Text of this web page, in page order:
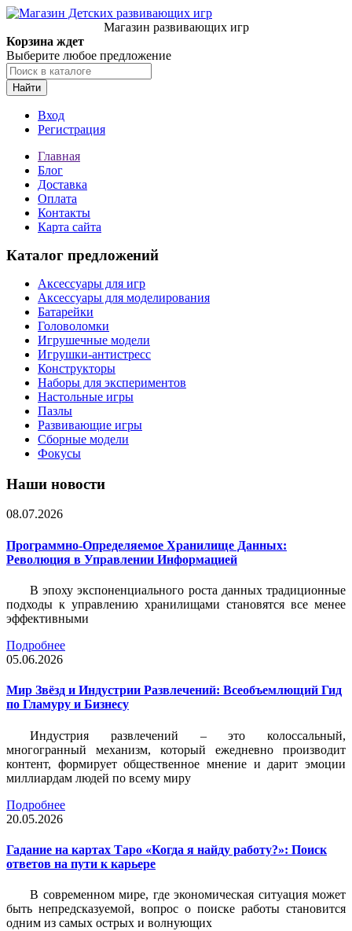
Магазин развивающих игр
Корзина ждет
Выберите любое предложение
Найти
Вход
Регистрация
Главная
Блог
Доставка
Оплата
Контакты
Карта сайта
Каталог предложений
Аксессуары для игр
Аксессуары для моделирования
Батарейки
Головоломки
Игрушечные модели
Игрушки-антистресс
Конструкторы
Наборы для экспериментов
Настольные игры
Пазлы
Развивающие игры
Сборные модели
Фокусы
Наши новости
08.07.2026
Программно-Определяемое Хранилище Данных:
Революция в Управлении Информацией
В эпоху экспоненциального роста данных традиционные
подходы к управлению хранилищами становятся все менее
эффективными
Подробнее
05.06.2026
Мир Звёзд и Индустрии Развлечений: Всеобъемлющий Гид
по Гламуру и Бизнесу
Индустрия развлечений – это колоссальный,
многогранный механизм, который ежедневно производит
контент, формирует общественное мнение и дарит эмоции
миллиардам людей по всему миру
Подробнее
20.05.2026
Гадание на картах Таро «Когда я найду работу?»: Поиск
ответов на пути к карьере
В современном мире, где экономическая ситуация может
быть непредсказуемой, вопрос о поиске работы становится
одним из самых острых и волнующих